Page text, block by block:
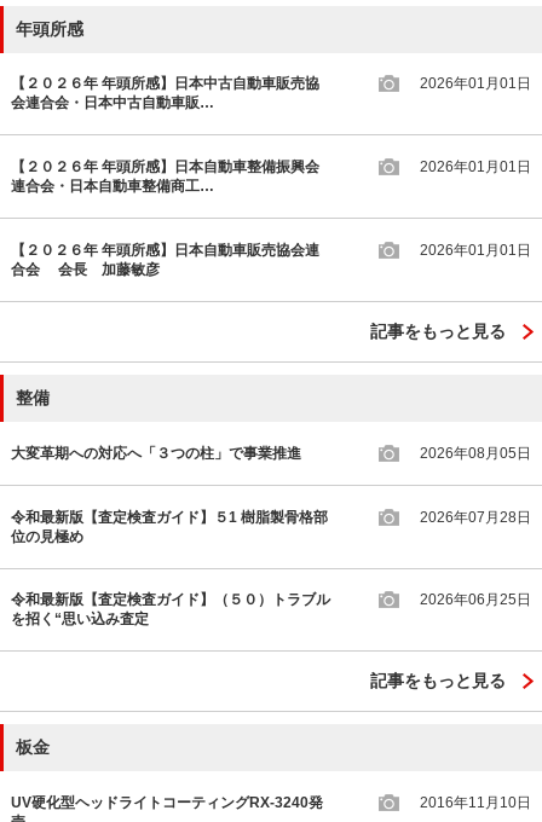
年頭所感
【２０２６年 年頭所感】日本中古自動車販売協
会連合会・日本中古自動車販…
2026年01月01日
【２０２６年 年頭所感】日本自動車整備振興会
連合会・日本自動車整備商工…
2026年01月01日
【２０２６年 年頭所感】日本自動車販売協会連
合会 会長 加藤敏彦
2026年01月01日
記事をもっと見る
整備
大変革期への対応へ「３つの柱」で事業推進 2026年08月05日
令和最新版【査定検査ガイド】５1 樹脂製骨格部
位の見極め
2026年07月28日
令和最新版【査定検査ガイド】（５０）トラブル
を招く“思い込み査定
2026年06月25日
記事をもっと見る
板金
UV硬化型ヘッドライトコーティングRX-3240発
2016年11月10日